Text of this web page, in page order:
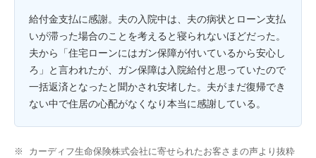
給付金支払に感謝。夫の入院中は、夫の病状とローン支払
いが滞った場合のことを考えると寝られないほどだった。
夫から「住宅ローンにはガン保障が付いているから安心し
ろ」と言われたが、ガン保障は入院給付と思っていたので
一括返済となったと聞かされ安堵した。夫がまだ復帰でき
ない中で住居の心配がなくなり本当に感謝している。
※ カーディフ⽣命保険株式会社に寄せられたお客さまの声より抜粋